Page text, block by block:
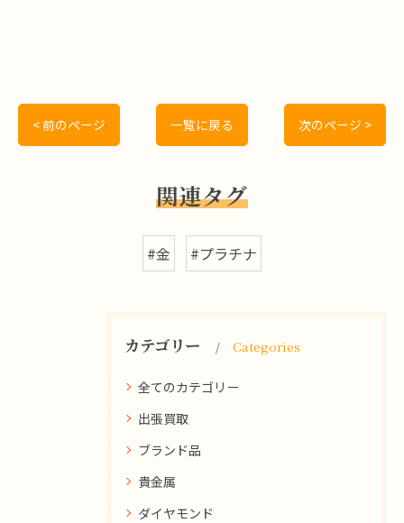
< 前のページ 一覧に戻る 次のページ >
関連タグ
#金 #プラチナ
カテゴリー Categories
全てのカテゴリー
出張買取
ブランド品
貴金属
ダイヤモンド